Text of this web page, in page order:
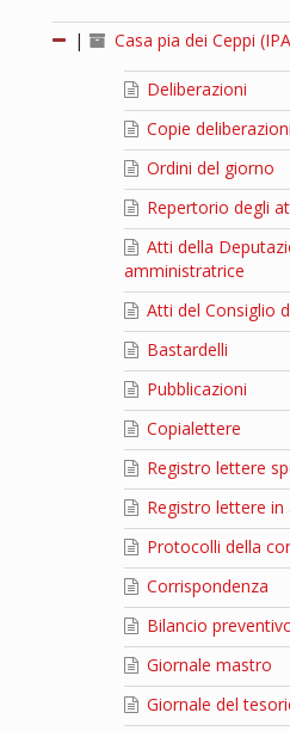
| Casa pia dei Ceppi
Deliberazioni
Copie deliberazioni
Ordini del giorno
Repertorio degli
Atti della
amministratrice
Atti del Consiglio
Bastardelli
Pubblicazioni
Copialettere
Registro lettere
Registro lettere in
Protocolli della
Corrispondenza
Bilancio
Giornale mastro
Giornale del